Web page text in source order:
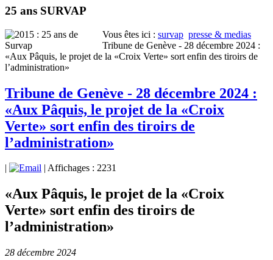
25 ans SURVAP
Vous êtes ici : survap presse & medias
Tribune de Genève - 28 décembre 2024 :
«Aux Pâquis, le projet de la «Croix Verte» sort enfin des tiroirs de
l’administration»
Tribune de Genève - 28 décembre 2024 :
«Aux Pâquis, le projet de la «Croix
Verte» sort enfin des tiroirs de
l’administration»
| Affichages : 2231
«Aux Pâquis, le projet de la «Croix
Verte» sort enfin des tiroirs de
l’administration»
28 décembre 2024